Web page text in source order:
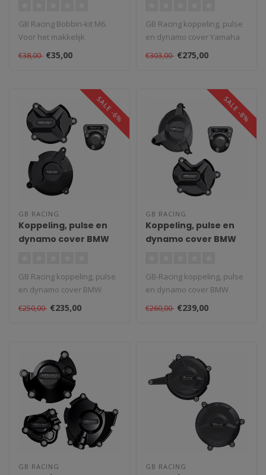
GB Racing Bobbin-kit M6.
Voor het makkelijk
opbokken van de motor met
behulp van..
€38,00 €35,00
GB Racing koppeling, pulse
en dynamo cover Yamaha
R1 2009 - 2014. Revolutionair
€303,00 €275,00
SALE -6%
GB RACING
Koppeling, pulse en
dynamo cover BMW
GB Racing koppeling, pulse
en dynamo cover BMW
S1000RR 17-18. GB-racing
engine c..
€250,00 €235,00
SALE -8%
GB RACING
Koppeling, pulse en
dynamo cover BMW
GB-Racing koppeling, pulse
en dynamo cover BMW
S1000RR 2009-2016. GB-
racing engi..
€260,00 €239,00
GB RACING GB RACING